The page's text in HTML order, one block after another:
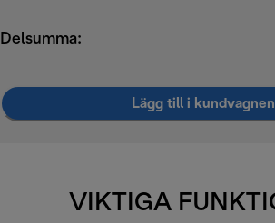
Delsumma:
Lägg till i kundvagnen
VIKTIGA